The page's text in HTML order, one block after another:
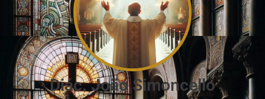
Diác. João Simoncello